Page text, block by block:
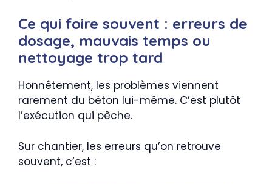
Ce qui foire souvent : erreurs de
dosage, mauvais temps ou
nettoyage trop tard
Honnêtement, les problèmes viennent
rarement du béton lui-même. C’est plutôt
l’exécution qui pêche.
Sur chantier, les erreurs qu’on retrouve
souvent, c’est :